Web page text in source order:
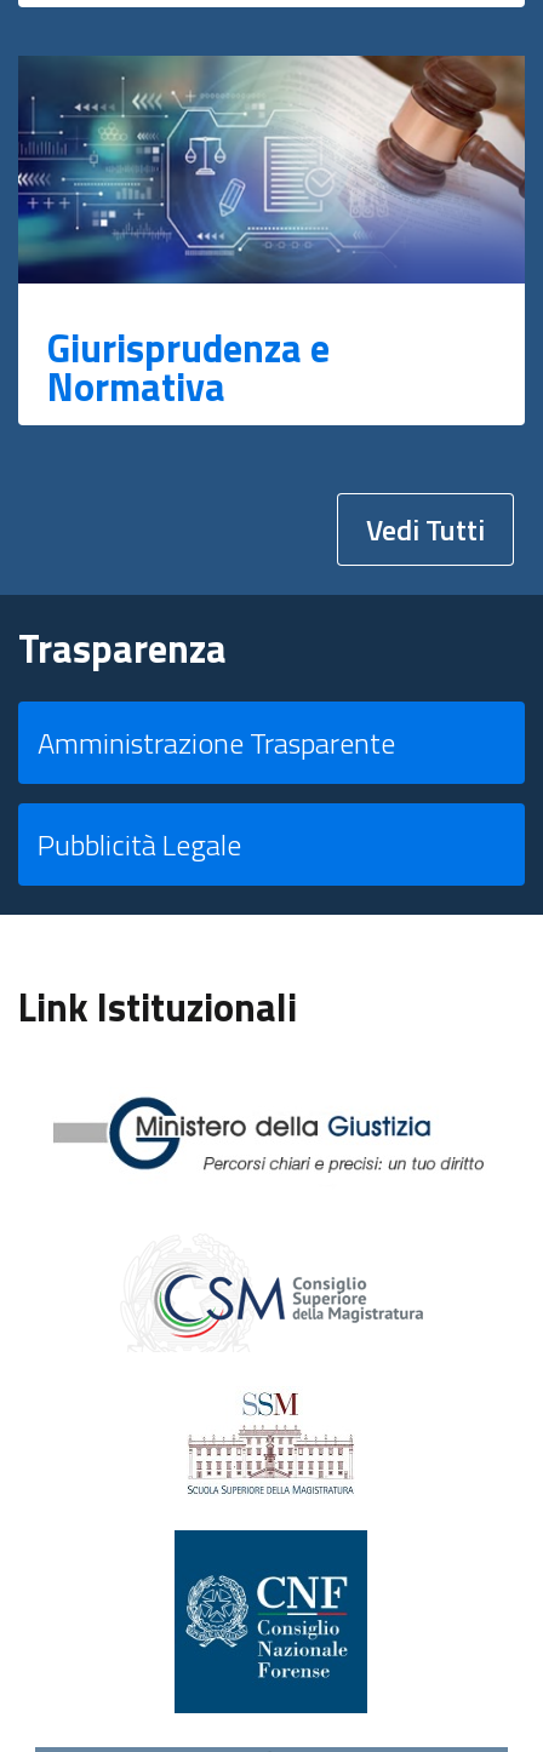
Giurisprudenza e
Normativa
Vedi Tutti
Trasparenza
Amministrazione Trasparente
Pubblicità Legale
Link Istituzionali